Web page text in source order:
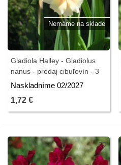
Nemáme na sklade
Gladiola Halley - Gladiolus
nanus - predaj cibuľovín - 3
ks
Naskladníme 02/2027
1,72 €